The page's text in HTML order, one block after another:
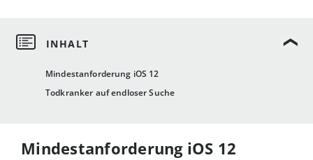
Mindestanforderung iOS 12
Todkranker auf endloser Suche
Mindestanforderung iOS 12